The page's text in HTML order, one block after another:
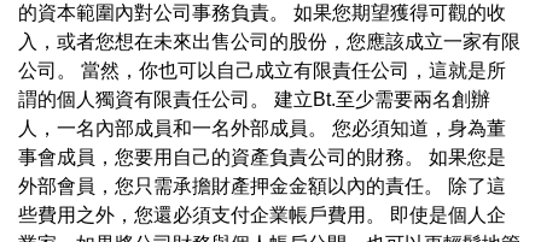
的資本範圍內對公司事務負責。 如果您期望獲得可觀的收
入，或者您想在未來出售公司的股份，您應該成立一家有限
公司。 當然，你也可以自己成立有限責任公司，這就是所
謂的個人獨資有限責任公司。 建立Bt.至少需要兩名創辦
人，一名內部成員和一名外部成員。 您必須知道，身為董
事會成員，您要用自己的資產負責公司的財務。 如果您是
外部會員，您只需承擔財產押金金額以內的責任。 除了這
些費用之外，您還必須支付企業帳戶費用。 即使是個人企